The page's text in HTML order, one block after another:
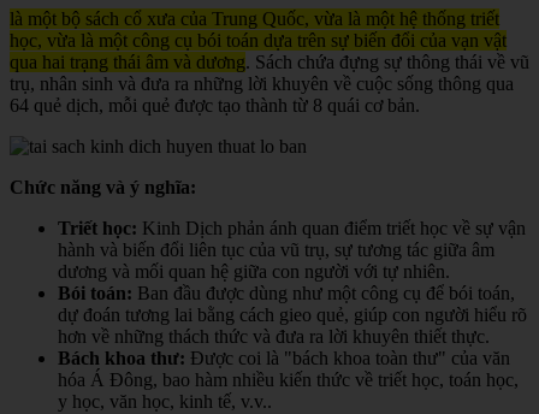
là một bộ sách cổ xưa của Trung Quốc, vừa là một hệ thống triết
học, vừa là một công cụ bói toán dựa trên sự biến đổi của vạn vật
qua hai trạng thái âm và dương. Sách chứa đựng sự thông thái về vũ
trụ, nhân sinh và đưa ra những lời khuyên về cuộc sống thông qua
64 quẻ dịch, mỗi quẻ được tạo thành từ 8 quái cơ bản.
Chức năng và ý nghĩa:
Triết học: Kinh Dịch phản ánh quan điểm triết học về sự vận
hành và biến đổi liên tục của vũ trụ, sự tương tác giữa âm
dương và mối quan hệ giữa con người với tự nhiên.
Bói toán: Ban đầu được dùng như một công cụ để bói toán,
dự đoán tương lai bằng cách gieo quẻ, giúp con người hiểu rõ
hơn về những thách thức và đưa ra lời khuyên thiết thực.
Bách khoa thư: Được coi là "bách khoa toàn thư" của văn
hóa Á Đông, bao hàm nhiều kiến thức về triết học, toán học,
y học, văn học, kinh tế, v.v..